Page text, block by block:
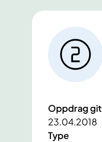
Oppdrag
23.04.2018
Type